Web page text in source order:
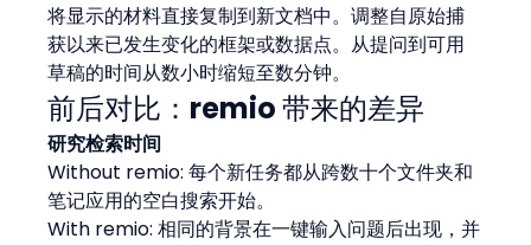
将显示的材料直接复制到新文档中。调整自原始捕
获以来已发生变化的框架或数据点。从提问到可用
草稿的时间从数小时缩短至数分钟。
前后对比：remio 带来的差异
研究检索时间
Without remio: 每个新任务都从跨数十个文件夹和
笔记应用的空白搜索开始。
With remio: 相同的背景在一键输入问题后出现，并